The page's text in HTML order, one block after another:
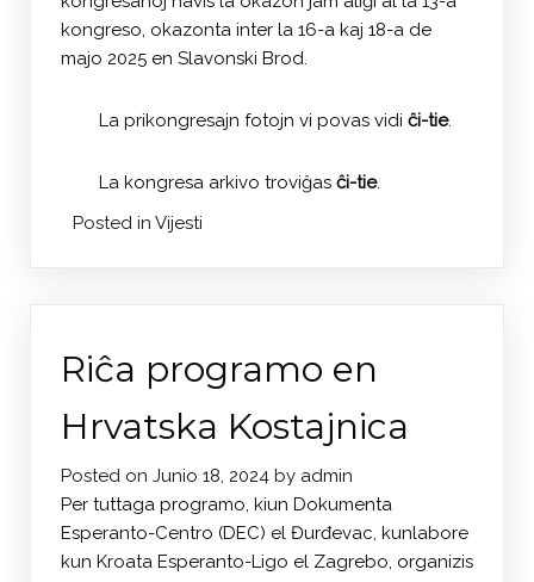
kongreso, okazonta inter la 16-a kaj 18-a de
majo 2025 en Slavonski Brod.
La prikongresajn fotojn vi povas vidi ĉi-tie.
La kongresa arkivo troviĝas ĉi-tie.
Posted in Vijesti
Riĉa programo en
Hrvatska Kostajnica
Posted on Junio 18, 2024 by admin
Per tuttaga programo, kiun Dokumenta
Esperanto-Centro (DEC) el Đurđevac, kunlabore
kun Kroata Esperanto-Ligo el Zagrebo, organizis